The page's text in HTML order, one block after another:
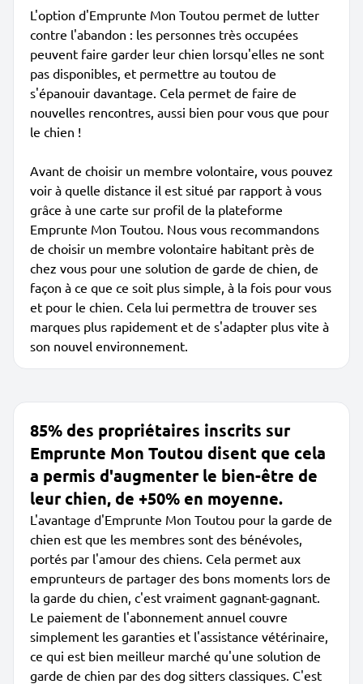
L'option d'Emprunte Mon Toutou permet de lutter
contre l'abandon : les personnes très occupées
peuvent faire garder leur chien lorsqu'elles ne sont
pas disponibles, et permettre au toutou de
s'épanouir davantage. Cela permet de faire de
nouvelles rencontres, aussi bien pour vous que pour
le chien !
Avant de choisir un membre volontaire, vous pouvez
voir à quelle distance il est situé par rapport à vous
grâce à une carte sur profil de la plateforme
Emprunte Mon Toutou. Nous vous recommandons
de choisir un membre volontaire habitant près de
chez vous pour une solution de garde de chien, de
façon à ce que ce soit plus simple, à la fois pour vous
et pour le chien. Cela lui permettra de trouver ses
marques plus rapidement et de s'adapter plus vite à
son nouvel environnement.
85% des propriétaires inscrits sur
Emprunte Mon Toutou disent que cela
a permis d'augmenter le bien-être de
leur chien, de +50% en moyenne.
L'avantage d'Emprunte Mon Toutou pour la garde de
chien est que les membres sont des bénévoles,
portés par l'amour des chiens. Cela permet aux
emprunteurs de partager des bons moments lors de
la garde du chien, c'est vraiment gagnant-gagnant.
Le paiement de l'abonnement annuel couvre
simplement les garanties et l'assistance vétérinaire,
ce qui est bien meilleur marché qu'une solution de
garde de chien par des dog sitters classiques. C'est